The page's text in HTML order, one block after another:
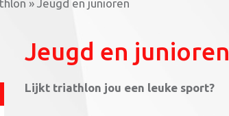
» Jeugd en junioren
Jeugd en junioren
Lijkt triathlon jou een leuke sport?